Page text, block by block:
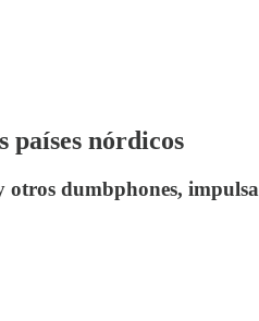
países nórdicos
dumbphones,